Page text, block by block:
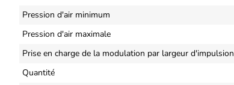
Pression d'air minimum
Pression d'air maximale
Prise en charge de la modulation par largeur d'impulsion
Quantité